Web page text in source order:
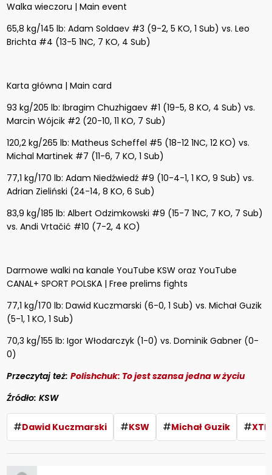
Walka wieczoru | Main event
65,8 kg/145 lb: Adam Soldaev #3 (9-2, 5 KO, 1 Sub) vs. Leo
Brichta #4 (13-5 1NC, 7 KO, 4 Sub)
Karta główna | Main card
93 kg/205 lb: Ibragim Chuzhigaev #1 (19-5, 8 KO, 4 Sub) vs.
Marcin Wójcik #2 (20-10, 11 KO, 7 Sub)
120,2 kg/265 lb: Matheus Scheffel #5 (18-12 1NC, 12 KO) vs.
Michal Martinek #7 (11-6, 7 KO, 1 Sub)
77,1 kg/170 lb: Adam Niedźwiedź #9 (10-4-1, 1 KO, 9 Sub) vs.
Adrian Zieliński (24-14, 8 KO, 6 Sub)
83,9 kg/185 lb: Albert Odzimkowski #9 (15-7 1NC, 7 KO, 7 Sub)
vs. Andi Vrtačić #10 (7-2, 4 KO)
Darmowe walki na kanale YouTube KSW oraz YouTube
CANAL+ SPORT POLSKA | Free prelims fights
77,1 kg/170 lb: Dawid Kuczmarski (6-0, 1 Sub) vs. Michał Guzik
(5-1, 1 KO, 1 Sub)
70,3 kg/155 lb: Igor Włodarczyk (1-0) vs. Dominik Gabner (0-
0)​
Przeczytaj też:Polishchuk: To jest szansa jedna w życiu
Źródło: KSW
#Dawid Kuczmarski #KSW #Michał Guzik #XTB